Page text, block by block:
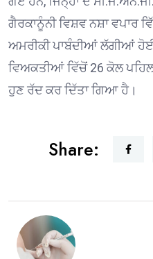
ਗੈਰਕਾਨੂੰਨੀ ਵਿਸ਼ਵ ਨਸ਼ਾ ਵਪਾਰ
ਅਮਰੀਕੀ ਪਾਬੰਦੀਆਂ ਲੱਗੀਆਂ
ਵਿਅਕਤੀਆਂ ਵਿੱਚੋਂ 26 ਕੋਲ
ਹੁਣ ਰੱਦ ਕਰ ਦਿੱਤਾ ਗਿਆ ਹੈ।
Share: